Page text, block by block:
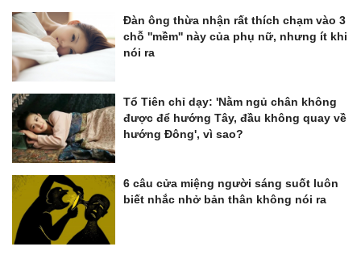
Đàn ông thừa nhận rất thích chạm vào 3
chỗ ''mềm'' này của phụ nữ, nhưng ít khi
nói ra
Tổ Tiên chỉ dạy: 'Nằm ngủ chân không
được để hướng Tây, đầu không quay về
hướng Đông', vì sao?
6 câu cửa miệng người sáng suốt luôn
biết nhắc nhở bản thân không nói ra